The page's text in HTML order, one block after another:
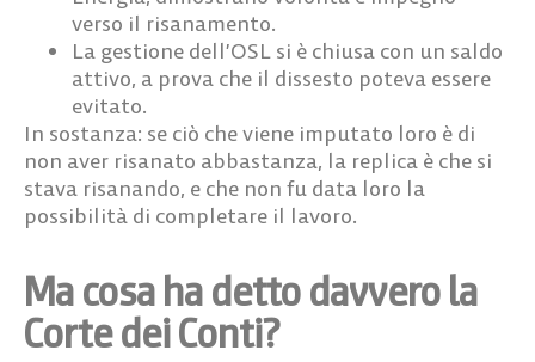
verso il risanamento.
La gestione dell’OSL si è chiusa con un saldo
attivo, a prova che il dissesto poteva essere
evitato.
In sostanza: se ciò che viene imputato loro è di
non aver risanato abbastanza, la replica è che si
stava risanando, e che non fu data loro la
possibilità di completare il lavoro.
Ma cosa ha detto davvero la
Corte dei Conti?